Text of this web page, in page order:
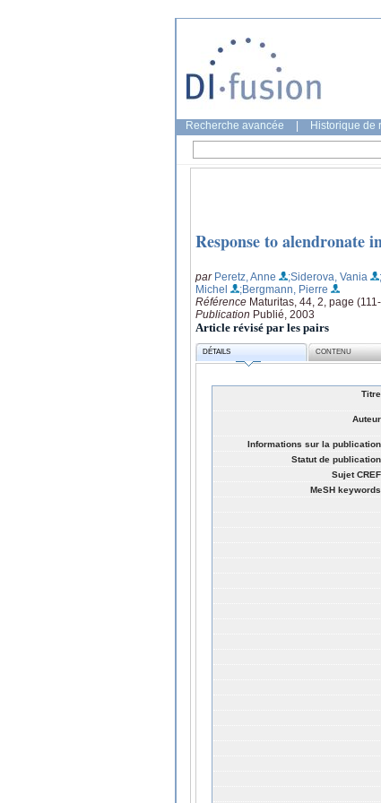
Recherche avancée Historique de
Response to alendronate
par Peretz, Anne ;Siderova, Vania
Michel
;Bergmann, Pierre
Référence Maturitas, 44, 2, page
Publication Publié, 2003
Article révisé par les pairs
DÉTAILS CONTENU
Informations sur la
Statut de
Sujet
MeSH